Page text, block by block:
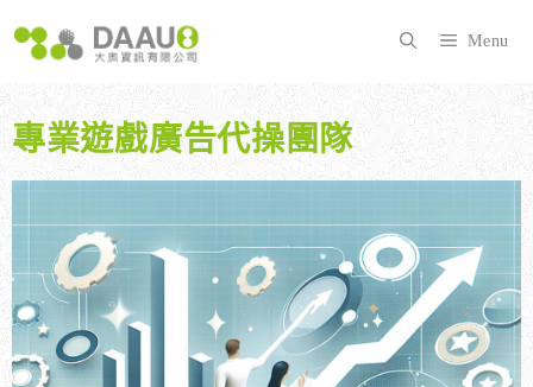
至
內
容
Menu
專業遊戲廣告代操團隊